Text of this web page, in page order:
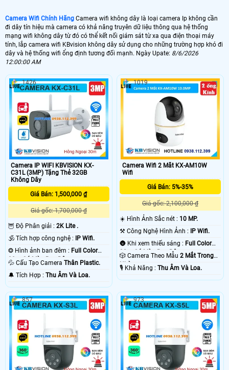
GIÁ LẮP LOẠI CAMERA
📸 Lắp Camera Wifi 360 Giá Rẻ
1.200.000 VNĐ
🎙 Camera Wifi 360 Ngoài Trời
2.300.000 VNĐ
🔊 Lắp Camera 360 Thông Minh
1.300.000 VNĐ
💎 Camera Wifi 4MP 360 Ngoài Trời
1.980.000 VNĐ
🌟️ Thị trường camera có rất nhiều thương hiệu khác nhau. giá của camera wifi
KBvision cũng có nhiều nơi bán khác nhau tuy nhiên với camera wifi KBvision
chính hãng dịch vụ hổ trợ tốt là điều ưu tiên hơn cả giá camera. Bạn không thể
so sánh camera wifi KBvision trên mạng xã hội với camera wifi KBvision được
công ty cửa hàng uy tín bán được bởi liên quan nhiều đến chất lượng sản
phẩm , dịch vụ bảo hành và dịch vụ hổ trợ khách hàng 🌀
Camera Wifi Chính Hãng Camera wifi không dây là loại camera Ip không cần
đi dây tín hiệu mà camera có khả năng truyên dữ liệu thông qua hệ thống
mạng wifi không dây từ đó có thể kết nối giám sát từ xa qua điện thoại máy
tính, lắp camera wifi KBvision không dây sử dụng cho những trường hợp khó đi
dây và hệ thống wifi ổng định tương đối mạnh. Ngày Upate: 8/6/2026
12:00:00 AM
Camera IP WIFI KBVISION KX-
C31L (3MP) Tặng Thẻ 32GB
Không Dây
Giá Bán: 1,500,000 ₫
Giá gốc: 1,700,000 ₫
🦉 Độ Phân giải : 2K Lite .
🕉️ Tích hợp công nghệ :
IP Wifi.
❂ Hình ảnh ban đêm : Full Color
30m Có Màu Ban Ðêm.
💦 Cấu Tạo Camera Thân Plastic.
️🔔 Tích Hợp : Thu Âm Và Loa.
1426
Camera Wifi 2 Mắt KX-AM10W
Wifi
Giá Bán: 5%-35%
Giá gốc: 2,100,000 ₫
☀️ Hình Ảnh Sắc nét : 10 MP.
⚒ Công Nghệ Hình Ảnh :
IP Wifi.
🌚 Khi xem thiếu sáng : Full Color
30m Có Màu Ban Ðêm.
🎲 Camera Theo Mẫu2 Mắt Trong
Nhà.
️🎙 Khả Năng :Thu Âm Và Loa.
1019
857 973